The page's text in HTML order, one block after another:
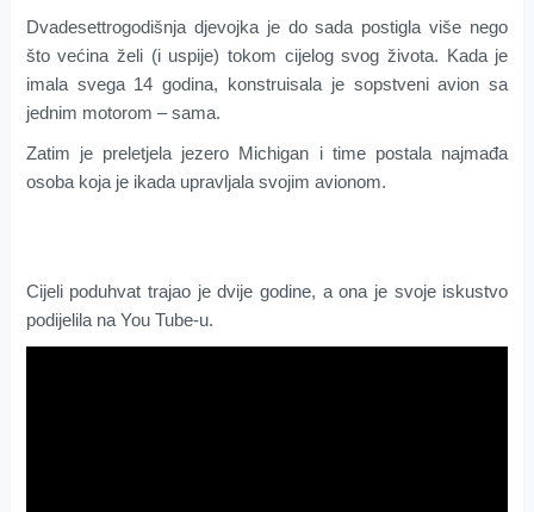
Dvadesettrogodišnja djevojka je do sada postigla više nego
što većina želi (i uspije) tokom cijelog svog života. Kada je
imala svega 14 godina, konstruisala je sopstveni avion sa
jednim motorom – sama.
Zatim je preletjela jezero Michigan i time postala najmađa
osoba koja je ikada upravljala svojim avionom.
Cijeli poduhvat trajao je dvije godine, a ona je svoje iskustvo
podijelila na You Tube-u.